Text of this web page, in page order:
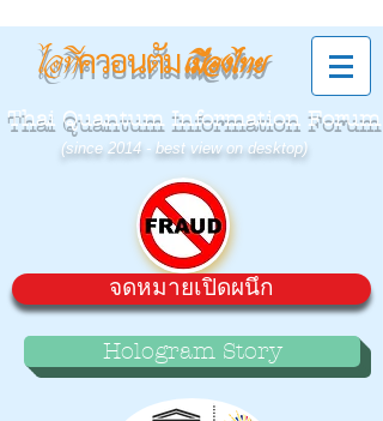
ไอทีควอนตัมเมืองไทย
Thai Quantum Information Forum
(since 2014 - best view on desktop)
จดหมายเปิดผนึก
Hologram Story